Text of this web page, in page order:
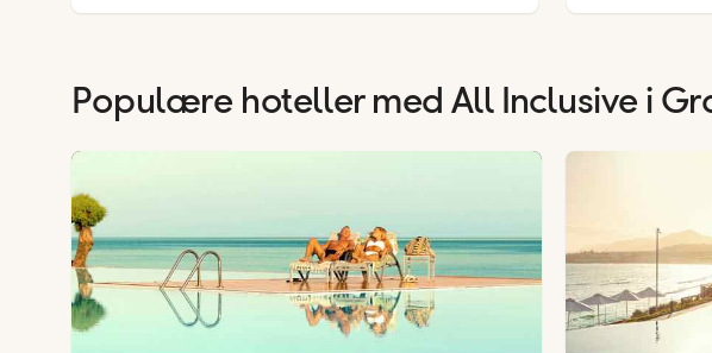
Populære hoteller med All Inclusive i